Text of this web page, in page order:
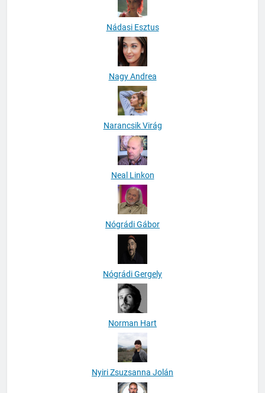
Nádasi Esztus
Nagy Andrea
Narancsik Virág
Neal Linkon
Nógrádi Gábor
Nógrádi Gergely
Norman Hart
Nyiri Zsuzsanna Jolán